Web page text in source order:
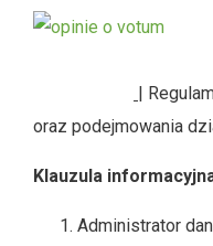
|
oraz podejmowania
Klauzula
Administrator